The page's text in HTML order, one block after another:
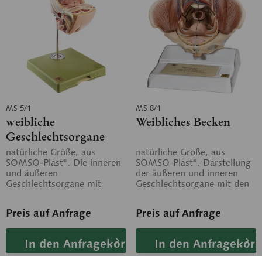
MS 5/1
weibliche
Geschlechtsorgane
natürliche Größe, aus
SOMSO-Plast®. Die inneren
und äußeren
Geschlechtsorgane mit
Insgesamt...
Preis auf Anfrage
In den Anfragekorb
MS 8/1
Weibliches Becken
natürliche Größe, aus
SOMSO-Plast®. Darstellung
der äußeren und inneren
Geschlechtsorgane mit den
sowie...
Preis auf Anfrage
In den Anfragekorb